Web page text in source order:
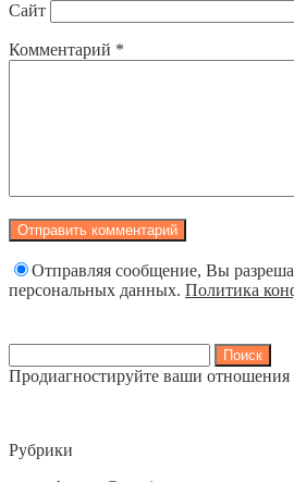
Сайт
Комментарий *
Отправляя сообщение, Вы
персональных данных. Политика
Продиагностируйте ваши отношения
Рубрики